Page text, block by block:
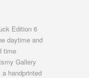
Edition 6
daytime and
time
Gallery
handprinted